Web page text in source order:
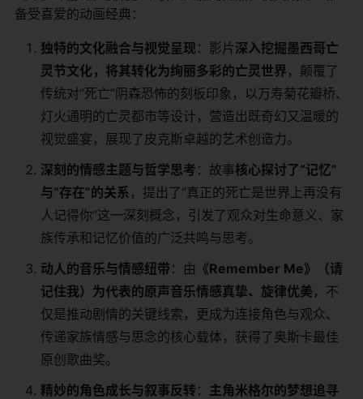
备受喜爱的动画经典：
​独特的文化融合与视觉呈现​ ​：影片​​深入挖掘墨西哥亡
灵节文化，将其转化为绚丽多彩的亡灵世界​ ​，颠覆了
传统对“死亡”阴森恐怖的刻板印象，以万寿菊花瓣桥、
灯火通明的亡灵都市等设计，营造出既奇幻又温暖的
视觉盛宴，展现了皮克斯卓越的艺术创造力。
​深刻的情感主题与哲学思考​ ​：故事​​核心探讨了“记忆”
与“存在”的关系​ ​，提出了“真正的死亡是世界上再没有
人记得你”这一深刻概念，引发了观众对生命意义、家
族传承和记忆价值的广泛共鸣与思考。
​动人的音乐与情感纽带​ ​：由​ ​《Remember Me》（请
记住我）为代表的原声音乐情感真挚、旋律优美​ ​，不
仅是推动剧情的关键线索，更成为连接角色与观众、
传递家族情感与思念的核心载体，获得了奥斯卡最佳
原创歌曲奖。
​精妙的角色成长与叙事反转​ ​：​ ​主角米格尔的梦想追寻